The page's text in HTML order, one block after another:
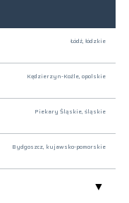
Łódź, łódzkie
Kędzierzyn-Koźle, opolskie
Piekary Śląskie, śląskie
Bydgoszcz, kujawsko-pomorskie